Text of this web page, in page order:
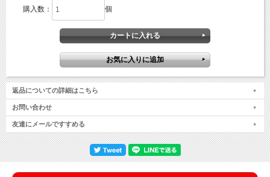
購入数： 個
返品についての詳細はこちら
お問い合わせ
友達にメールですすめる